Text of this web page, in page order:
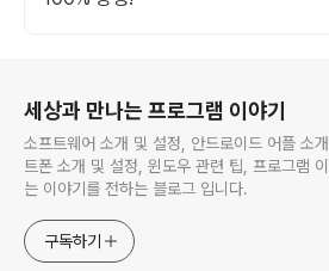
세상과 만나는 프로그램 이야기
소프트웨어 소개 및 설정, 안드로이드 어플 소
트폰 소개 및 설정, 윈도우 관련 팁, 프로그램
는 이야기를 전하는 블로그 입니다.
구독하기